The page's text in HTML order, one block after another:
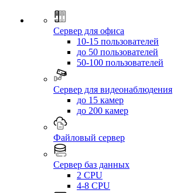
Сервер для офиса
10-15 пользователей
до 50 пользователей
50-100 пользователей
Сервер для видеонаблюдения
до 15 камер
до 200 камер
Файловый сервер
Сервер баз данных
2 CPU
4-8 CPU